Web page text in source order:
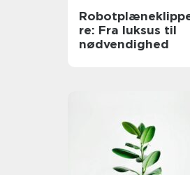
re: Fra luksus til
nødvendighed